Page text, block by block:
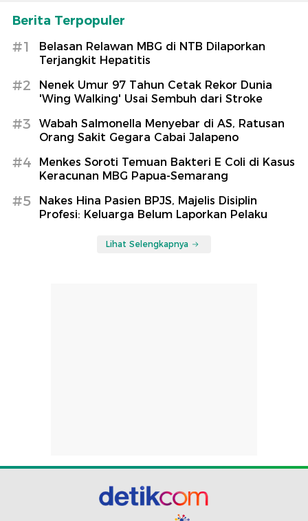
Berita Terpopuler
#1
Belasan Relawan MBG di NTB Dilaporkan
Terjangkit Hepatitis
#2
Nenek Umur 97 Tahun Cetak Rekor Dunia
'Wing Walking' Usai Sembuh dari Stroke
#3
Wabah Salmonella Menyebar di AS, Ratusan
Orang Sakit Gegara Cabai Jalapeno
#4
Menkes Soroti Temuan Bakteri E Coli di Kasus
Keracunan MBG Papua-Semarang
#5
Nakes Hina Pasien BPJS, Majelis Disiplin
Profesi: Keluarga Belum Laporkan Pelaku
Lihat Selengkapnya